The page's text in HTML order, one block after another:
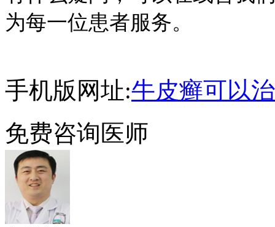
为每一位患者服务。
手机版网址:牛皮癣可以
免费咨询医师